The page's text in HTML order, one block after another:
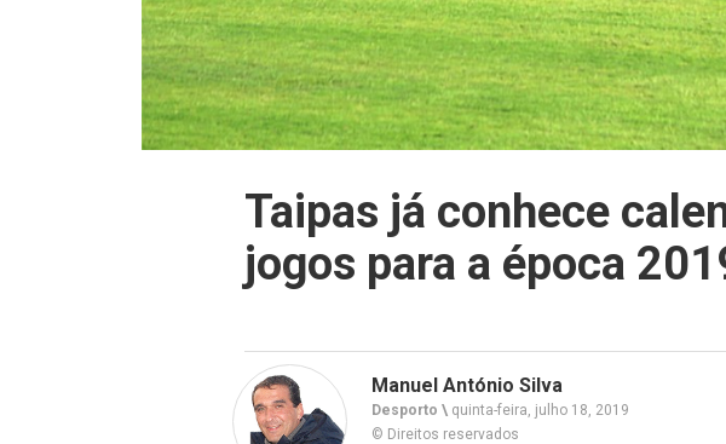
Taipas já conhece
jogos para a época
Manuel António Silva
Desporto \ quinta-feira, julho 18, 2019
© Direitos reservados